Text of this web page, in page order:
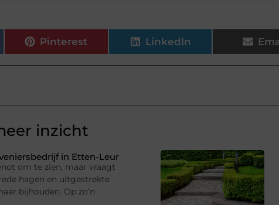
Pinterest LinkedIn
inzicht
in Etten-Leur
om te zien, maar vraagt
hagen en uitgestrekte
bijhouden. Op zo’n